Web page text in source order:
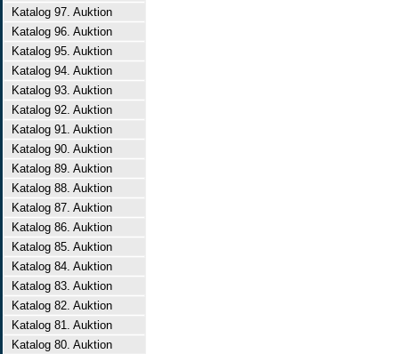
Katalog 97. Auktion
Katalog 96. Auktion
Katalog 95. Auktion
Katalog 94. Auktion
Katalog 93. Auktion
Katalog 92. Auktion
Katalog 91. Auktion
Katalog 90. Auktion
Katalog 89. Auktion
Katalog 88. Auktion
Katalog 87. Auktion
Katalog 86. Auktion
Katalog 85. Auktion
Katalog 84. Auktion
Katalog 83. Auktion
Katalog 82. Auktion
Katalog 81. Auktion
Katalog 80. Auktion